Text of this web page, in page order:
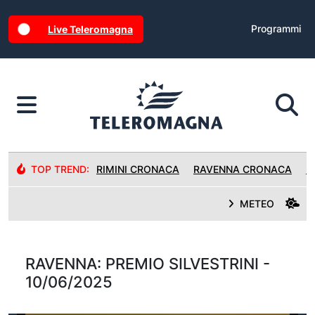
Live Teleromagna Programmi
TOP TREND: RIMINI CRONACA RAVENNA CRONACA
METEO
RAVENNA: PREMIO SILVESTRINI -
10/06/2025